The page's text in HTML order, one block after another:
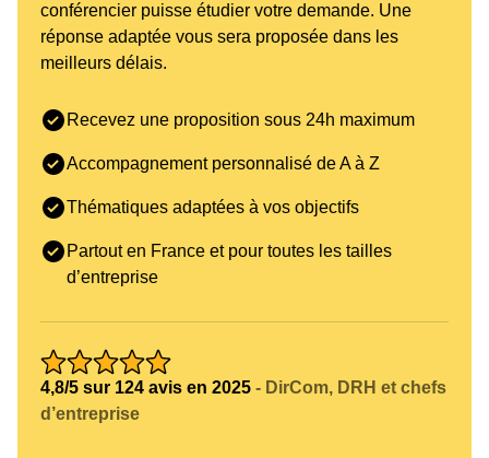
conférencier puisse étudier votre demande. Une
réponse adaptée vous sera proposée dans les
meilleurs délais.
Recevez une proposition sous 24h maximum
Accompagnement personnalisé de A à Z
Thématiques adaptées à vos objectifs
Partout en France et pour toutes les tailles
d’entreprise
4,8/5 sur 124 avis en 2025 - DirCom, DRH et chefs
d’entreprise